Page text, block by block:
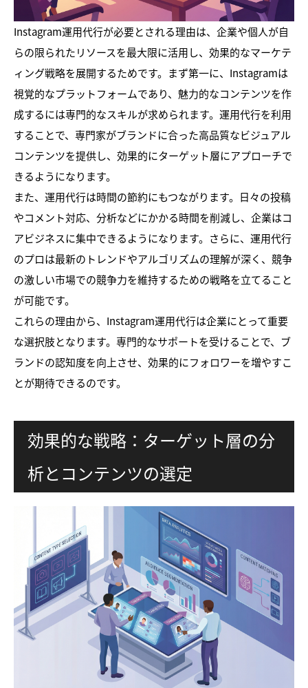
Instagram運用代行が必要とされる理由は、企業や個人が自
らの限られたリソースを最大限に活用し、効果的なマーケテ
ィング戦略を展開するためです。まず第一に、Instagramは
視覚的なプラットフォームであり、魅力的なコンテンツを作
成するには専門的なスキルが求められます。運用代行を利用
することで、専門家がブランドに合った高品質なビジュアル
コンテンツを提供し、効果的にターゲット層にアプローチで
きるようになります。
また、運用代行は時間の節約にもつながります。日々の投稿
やコメント対応、分析などにかかる時間を削減し、企業はコ
アビジネスに集中できるようになります。さらに、運用代行
のプロは最新のトレンドやアルゴリズムの理解が深く、競争
の激しい市場での競争力を維持するための戦略を立てること
が可能です。
これらの理由から、Instagram運用代行は企業にとって重要
な選択肢となります。専門的なサポートを受けることで、ブ
ランドの認知度を向上させ、効果的にフォロワーを増やすこ
とが期待できるのです。
効果的な戦略：ターゲット層の分
析とコンテンツの選定